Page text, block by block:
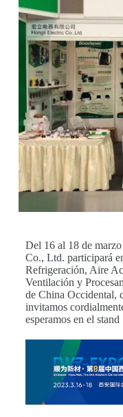
Del 16 al 18 de
Co., Ltd. participará
Refrigeración, Aire
Ventilación y
de China Occidental,
invitamos
esperamos en el stand